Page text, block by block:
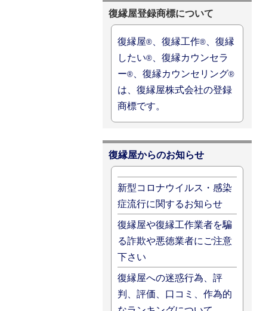
復縁屋登録商標について
復縁屋® 、復縁工作® 、復縁
したい® 、復縁カウンセラ
ー® 、復縁カウンセリング®
は、復縁屋株式会社の登録
商標です。
復縁屋からのお知らせ
新型コロナウイルス・感染
症流行に関するお知らせ
復縁屋や復縁工作業者を騙
る詐欺や悪徳業者にご注意
下さい
復縁屋への迷惑行為、評
判、評価、口コミ、作為的